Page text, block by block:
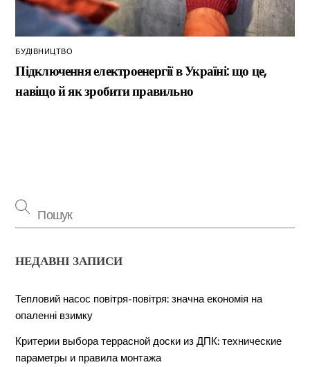
БУДІВНИЦТВО
Підключення електроенергії в Україні: що це,
навіщо й як зробити правильно
НЕДАВНІ ЗАПИСИ
Тепловий насос повітря-повітря: значна економія на
опаленні взимку
Критерии выбора террасной доски из ДПК: технические
параметры и правила монтажа